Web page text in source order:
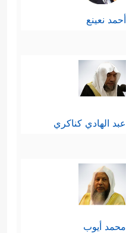
أحمد نعينع
عبد الهادي كناكري
محمد أيوب